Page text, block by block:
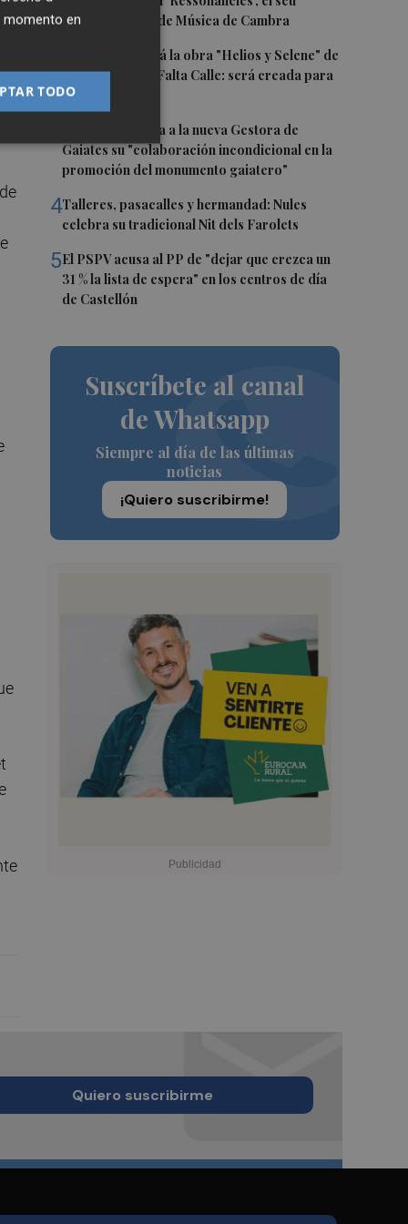
primer Festival de Música de Cambra
Castelló acogerá la obra "Helios y Selene" de
la compañía Te Falta Calle: será creada para
el eclipse
Castelló traslada a la nueva Gestora de
Gaiates su "colaboración incondicional en la
promoción del monumento gaiatero"
4Talleres, pasacalles y hermandad: Nules
celebra su tradicional Nit dels Farolets
5El PSPV acusa al PP de "dejar que crezca un
31 % la lista de espera" en los centros de día
de Castellón
Suscríbete al canal
de Whatsapp
Siempre al día de las últimas
noticias
¡Quiero suscribirme!
Quiero suscribirme
momento en
TODO